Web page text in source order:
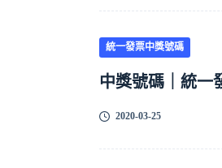
統一發票中獎號碼
中獎號碼｜統一
2020-03-25